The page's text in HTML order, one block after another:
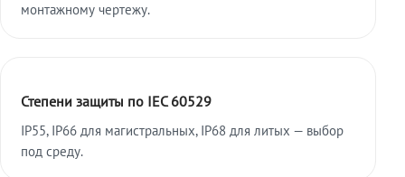
монтажному чертежу.
Степени защиты по IEC 60529
IP55, IP66 для магистральных, IP68 для литых — выбор
под среду.